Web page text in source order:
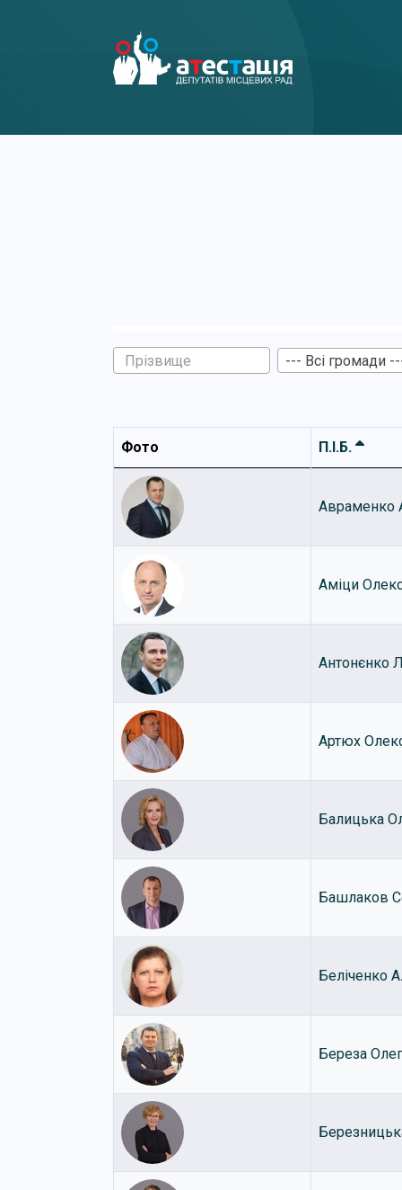
--- Всі громади
Фото П.І.Б.
Авраменко
Аміци
Антонєнко
Артюх
Балицька
Башлаков
Беліченко
Береза Олег